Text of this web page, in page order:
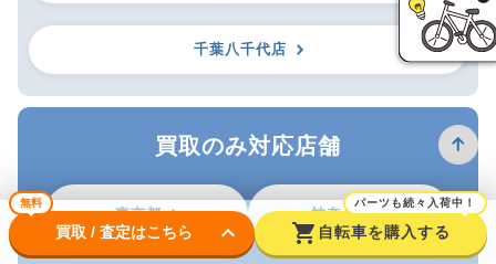
千葉八千代店
買取のみ対応店舗
東京都 神奈川県
無料
買取 / 査定はこちら keyboard_arrow_down shopping_cart
パーツも続々入荷中！
自転車を購入する